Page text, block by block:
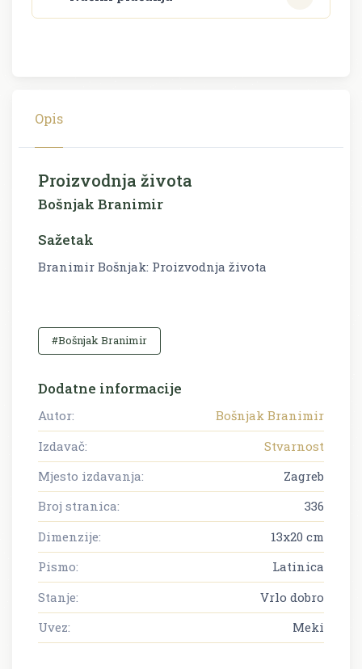
Opis
Proizvodnja života
Bošnjak Branimir
Sažetak
Branimir Bošnjak: Proizvodnja života
#Bošnjak Branimir
Dodatne informacije
Autor:
Bošnjak Branimir
Izdavač:
Stvarnost
Mjesto izdavanja:
Zagreb
Broj stranica:
336
Dimenzije:
13x20 cm
Pismo:
Latinica
Stanje:
Vrlo dobro
Uvez:
Meki